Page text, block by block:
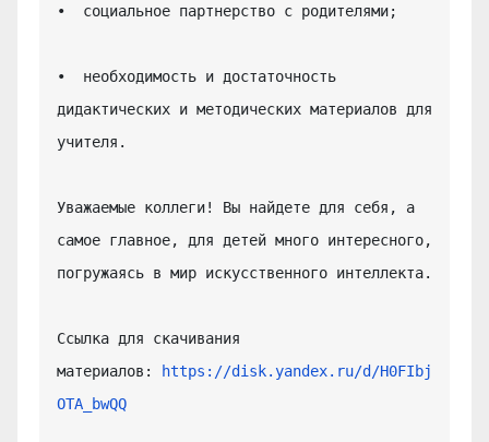
•  социальное партнерство с родителями;
•  необходимость и достаточность
дидактических и методических материалов для
учителя.
Уважаемые коллеги! Вы найдете для себя, а
самое главное, для детей много интересного,
погружаясь в мир искусственного интеллекта.
Ссылка для скачивания
материалов:
https://disk.yandex.ru/d/H0FIbj
OTA_bwQQ